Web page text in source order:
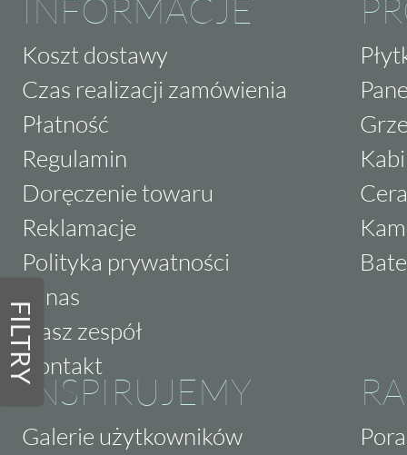
FILTRY
INFORMACJE
Koszt dostawy
Czas realizacji zamówienia
Płatność
Regulamin
Doręczenie towaru
Reklamacje
Polityka prywatności
O nas
Nasz zespół
Kontakt
INSPIRUJEMY
Galerie użytkowników